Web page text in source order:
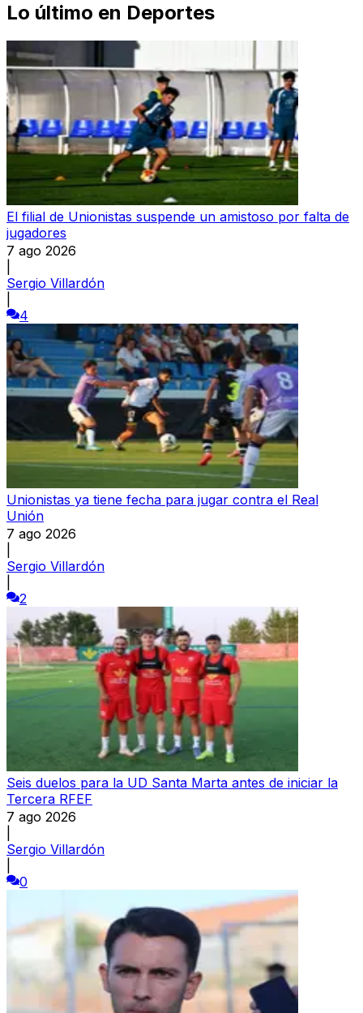
Lo último en Deportes
El filial de Unionistas suspende un amistoso por falta de
jugadores
7 ago 2026
Sergio Villardón
4
Unionistas ya tiene fecha para jugar contra el Real
Unión
7 ago 2026
Sergio Villardón
2
Seis duelos para la UD Santa Marta antes de iniciar la
Tercera RFEF
7 ago 2026
Sergio Villardón
0